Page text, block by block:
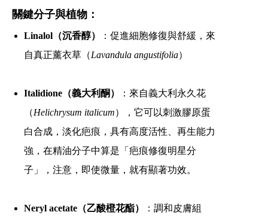
關鍵分子與植物：
Linalol（沉香醇）
：促進細胞修復與舒緩，來
自真正薰衣草（Lavandula angustifolia）
Italidione（義大利酮）
：來自義大利永久花
（Helichrysum italicum），它可以刺激膠原蛋
白合成，淡化疤痕，具有高度活性、再生能力
強，在精油分子中算是「疤痕修復明星分
子」，注意，即使微量，就有顯著功效。
Neryl acetate（乙酸橙花酯）
：調和皮膚組